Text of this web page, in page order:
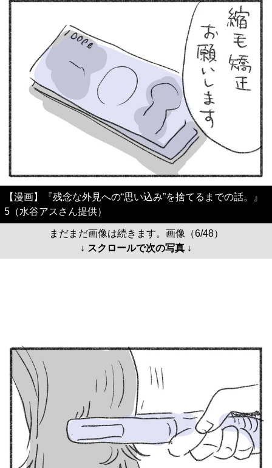
【漫画】『残念な外見への“思い込み”を捨てるまでの話。』
5（水谷アスさん提供）
まだまだ画像は続きます。画像（6/48）
↓ スクロールで次の写真 ↓